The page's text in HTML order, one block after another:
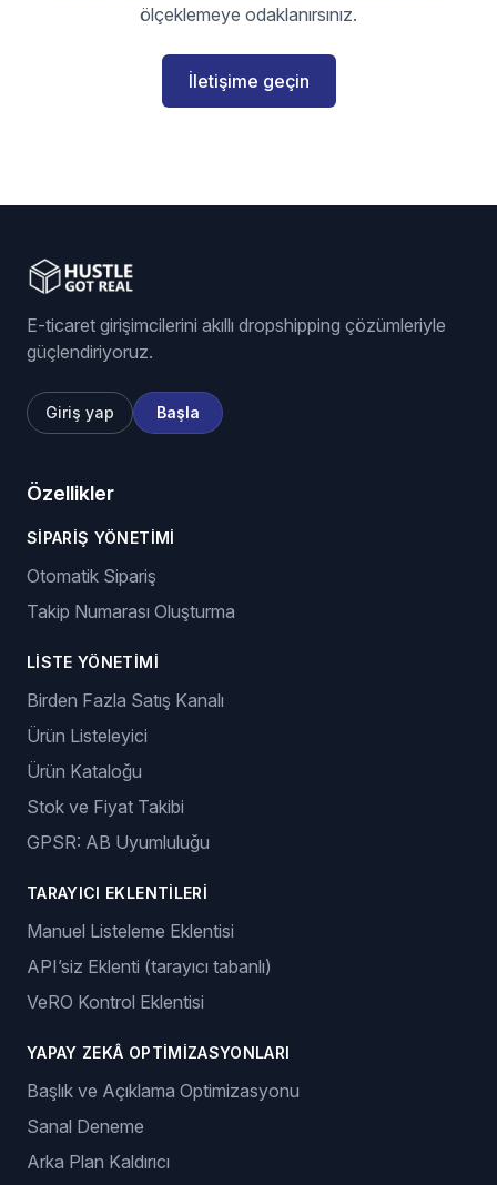
ölçeklemeye odaklanırsınız.
İletişime geçin
E-ticaret girişimcilerini akıllı dropshipping çözümleriyle
güçlendiriyoruz.
Giriş yap Başla
Özellikler
SIPARIŞ YÖNETIMI
Otomatik Sipariş
Takip Numarası Oluşturma
LISTE YÖNETIMI
Birden Fazla Satış Kanalı
Ürün Listeleyici
Ürün Kataloğu
Stok ve Fiyat Takibi
GPSR: AB Uyumluluğu
TARAYICI EKLENTILERI
Manuel Listeleme Eklentisi
API’siz Eklenti (tarayıcı tabanlı)
VeRO Kontrol Eklentisi
YAPAY ZEKÂ OPTIMIZASYONLARI
Başlık ve Açıklama Optimizasyonu
Sanal Deneme
Arka Plan Kaldırıcı